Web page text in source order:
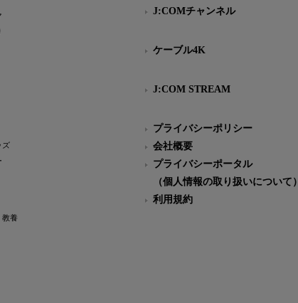
ズ
教養
J:COMチャンネル
ケーブル4K
J:COM STREAM
プライバシーポリシー
会社概要
プライバシーポータル
（個人情報の取り扱いについて）
利用規約